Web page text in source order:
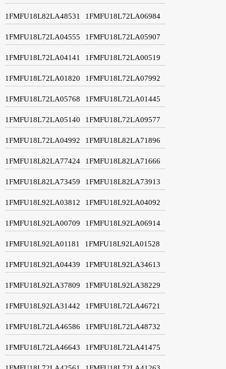
1FMFU18L82LA48531 1FMFU18L72LA06984
1FMFU18L72LA04555 1FMFU18L72LA05907
1FMFU18L72LA04141 1FMFU18L72LA00519
1FMFU18L72LA01820 1FMFU18L72LA07992
1FMFU18L72LA05768 1FMFU18L72LA01445
1FMFU18L72LA05140 1FMFU18L72LA09577
1FMFU18L72LA04992 1FMFU18L82LA71896
1FMFU18L82LA77424 1FMFU18L82LA71666
1FMFU18L82LA73459 1FMFU18L82LA73913
1FMFU18L92LA03812 1FMFU18L92LA04092
1FMFU18L92LA00709 1FMFU18L92LA06914
1FMFU18L92LA01181 1FMFU18L92LA01528
1FMFU18L92LA04439 1FMFU18L92LA34613
1FMFU18L92LA37809 1FMFU18L92LA38229
1FMFU18L92LA31442 1FMFU18L72LA46721
1FMFU18L72LA46586 1FMFU18L72LA48732
1FMFU18L72LA46643 1FMFU18L72LA41475